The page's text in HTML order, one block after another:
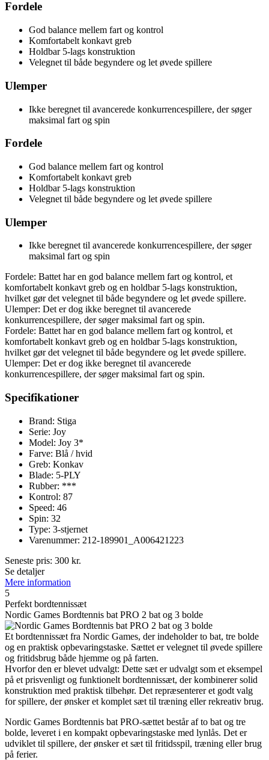
Fordele
God balance mellem fart og kontrol
Komfortabelt konkavt greb
Holdbar 5-lags konstruktion
Velegnet til både begyndere og let øvede spillere
Ulemper
Ikke beregnet til avancerede konkurrencespillere, der søger
maksimal fart og spin
Fordele
God balance mellem fart og kontrol
Komfortabelt konkavt greb
Holdbar 5-lags konstruktion
Velegnet til både begyndere og let øvede spillere
Ulemper
Ikke beregnet til avancerede konkurrencespillere, der søger
maksimal fart og spin
Fordele: Battet har en god balance mellem fart og kontrol, et
komfortabelt konkavt greb og en holdbar 5-lags konstruktion,
hvilket gør det velegnet til både begyndere og let øvede spillere.
Ulemper: Det er dog ikke beregnet til avancerede
konkurrencespillere, der søger maksimal fart og spin.
Fordele: Battet har en god balance mellem fart og kontrol, et
komfortabelt konkavt greb og en holdbar 5-lags konstruktion,
hvilket gør det velegnet til både begyndere og let øvede spillere.
Ulemper: Det er dog ikke beregnet til avancerede
konkurrencespillere, der søger maksimal fart og spin.
Specifikationer
Brand: Stiga
Serie: Joy
Model: Joy 3*
Farve: Blå / hvid
Greb: Konkav
Blade: 5-PLY
Rubber: ***
Kontrol: 87
Speed: 46
Spin: 32
Type: 3-stjernet
Varenummer: 212-189901_A006421223
Seneste pris: 300 kr.
Se detaljer
Mere information
5
Perfekt bordtennissæt
Nordic Games Bordtennis bat PRO 2 bat og 3 bolde
Et bordtennissæt fra Nordic Games, der indeholder to bat, tre bolde
og en praktisk opbevaringstaske. Sættet er velegnet til øvede spillere
og fritidsbrug både hjemme og på farten.
Hvorfor den er blevet udvalgt: Dette sæt er udvalgt som et eksempel
på et prisvenligt og funktionelt bordtennissæt, der kombinerer solid
konstruktion med praktisk tilbehør. Det repræsenterer et godt valg
for spillere, der ønsker et komplet sæt til træning eller rekreativ brug.
Nordic Games Bordtennis bat PRO-sættet består af to bat og tre
bolde, leveret i en kompakt opbevaringstaske med lynlås. Det er
udviklet til spillere, der ønsker et sæt til fritidsspil, træning eller brug
på ferier.